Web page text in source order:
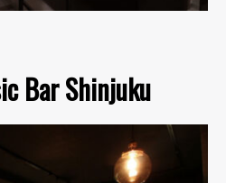
Bar Shinjuku